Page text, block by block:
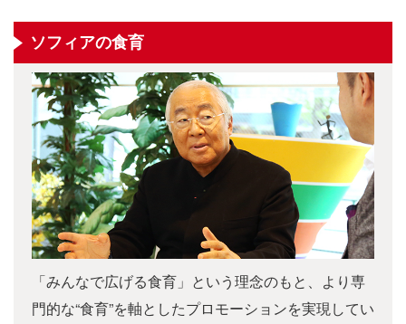
ソフィアの食育
「みんなで広げる食育」という理念のもと、より専
門的な“食育”を軸としたプロモーションを実現してい